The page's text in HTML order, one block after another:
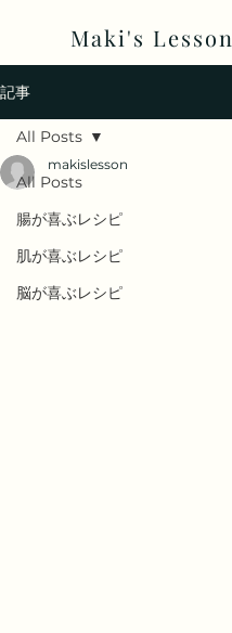
Maki's Lesson
記事
All Posts
腸が喜ぶレシピ
肌が喜ぶレシピ
脳が喜ぶレシピ
All Posts
makislesson